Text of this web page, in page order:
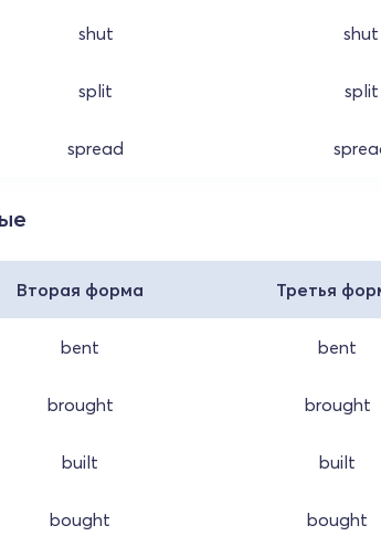
shut shut
split split
spread
Вторая форма Третья
bent bent
brought brought
built built
bought bought